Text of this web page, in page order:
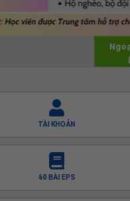
TÀI KHOẢN
60 BÀI EPS
[Hải Dương]- 10004 8028
19/
[Hải Dương]- phạm tuấn anh
e cũng thi SXCT mà học ngu quá
em học trung tầm nào vậy
[Hải Dương] - phạm tuấn anh
thôii e ko thích chị đâu e thích chị